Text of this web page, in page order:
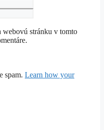
webu
stránku v tomto
spam. Learn how your